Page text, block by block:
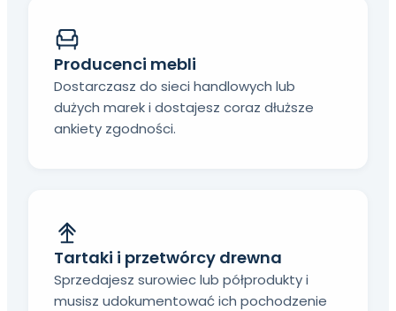
Producenci mebli
Dostarczasz do sieci handlowych lub
dużych marek i dostajesz coraz dłuższe
ankiety zgodności.
Tartaki i przetwórcy drewna
Sprzedajesz surowiec lub półprodukty i
musisz udokumentować ich pochodzenie